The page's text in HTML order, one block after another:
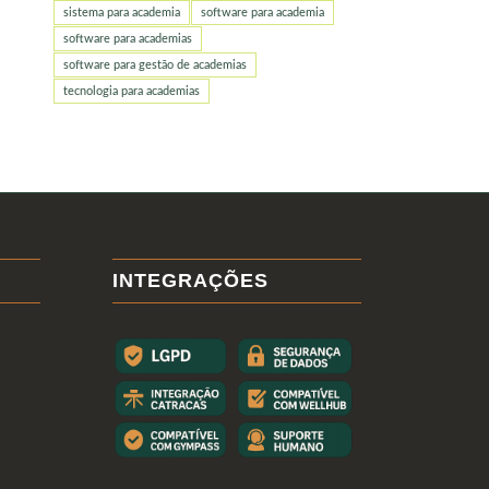
sistema para academia software para academia
software para academias
software para gestão de academias
tecnologia para academias
INTEGRAÇÕES